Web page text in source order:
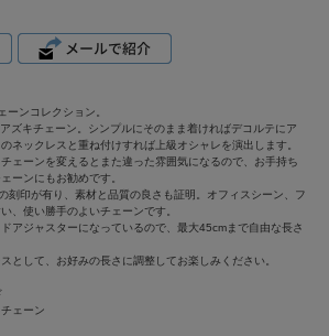
ーンコレクション。
ズキチェーン。シンプルにそのまま着ければデコルテにア
ネックレスと重ね付けすれば上級オシャレを演出します。
ェーンを変えるとまた違った雰囲気になるので、お手持ち
ーンにもお勧めです。
刻印が有り、素材と品質の良さも証明。オフィスシーン、フ
、使い勝手のよいチェーンです。
アジャスターになっているので、最大45cmまで自由な長さ
として、お好みの長さに調整してお楽しみください。
ェーン